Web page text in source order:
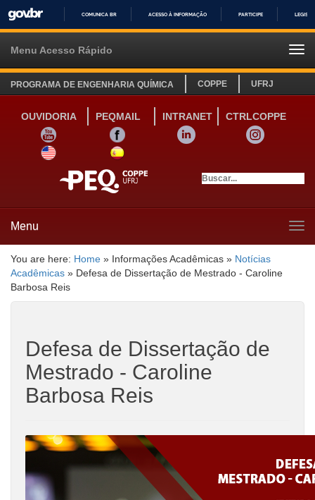
IR
COMUNICA BR ACESSO À INFORMAÇÃO PARTICIPE
Menu Acesso Rápido
PROGRAMA DE ENGENHARIA QUÍMICA COPPE UFRJ
OUVIDORIA PEQMAIL INTRANET
CTRLCOPPE
YOUTUBE
FACEBOOK LINKEDIN
INSTAGRAM
SITE INGLÊS
LINK SITE ESPANHOL
Menu
You are here: Home » Informações Acadêmicas » Notícias
Acadêmicas » Defesa de Dissertação de Mestrado - Caroline
Barbosa Reis
Defesa de Dissertação de
Mestrado - Caroline
Barbosa Reis